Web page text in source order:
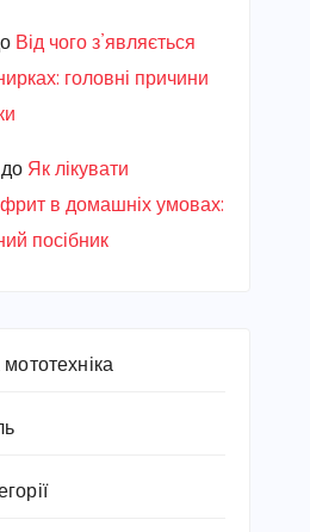
Від чого з’являється
головні причини
Як лікувати
в домашніх умовах:
посібник